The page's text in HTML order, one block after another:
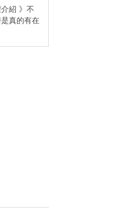
紹 》不
真的有在